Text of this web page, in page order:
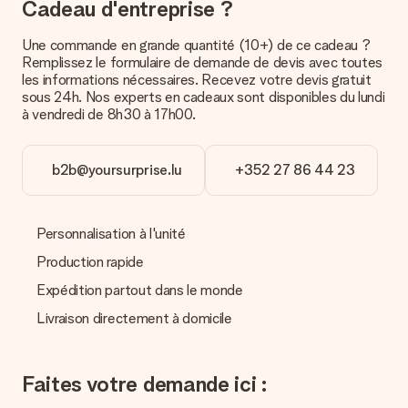
précise pour votre cadeau.
Quel est le délai de livraison ? Quand est-ce que mon
cadeau sera livré ?
Le délai de livraison est indiqué sur la page du produit choisi.
Quelles sont les options de livraison ?
Pour l’instant, il n’est pas (encore) possible de choisir une
la poste ou par transporteur. Si vous voulez savoir de quelle
manière votre paquet vous sera livré, merci de bien vouloir
Comment puis-je régler ma commande ?
Nous proposons les formes de paiement suivantes : Paypal,
carte bancaire ou par virement bancaire. Comptez un délai de
3 jours supplémentaires pour la livraison de votre cadeau en
Réception du cadeau
Cadeau d'entreprise ?
Une commande en grande quantité (10+) de ce cadeau ?
Remplissez le formulaire de demande de devis avec toutes
les informations nécessaires. Recevez votre devis gratuit
sous 24h. Nos experts en cadeaux sont disponibles du lundi
à vendredi de 8h30 à 17h00.
b2b@yoursurprise.lu +352 27 86 44 23
Personnalisation à l'unité
Production rapide
Expédition partout dans le monde
Livraison directement à domicile
Faites votre demande ici :